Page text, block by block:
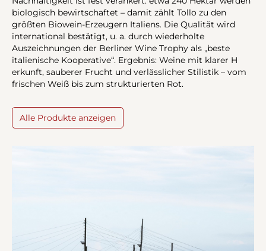
biologisch bewirtschaftet – damit zählt Tollo zu den
größten Biowein-Erzeugern Italiens. Die Qualität wird
international bestätigt, u. a. durch wiederholte
Auszeichnungen der Berliner Wine Trophy als „beste
italienische Kooperative“. Ergebnis: Weine mit klarer H
erkunft, sauberer Frucht und verlässlicher Stilistik – vom
frischen Weiß bis zum strukturierten Rot.
Alle Produkte anzeigen